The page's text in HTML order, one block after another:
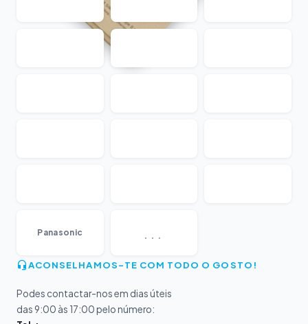
Panasonic ...
ACONSELHAMOS-TE COM TODO O GOSTO!
Podes contactar-nos em dias úteis
das 9:00 às 17:00 pelo número: